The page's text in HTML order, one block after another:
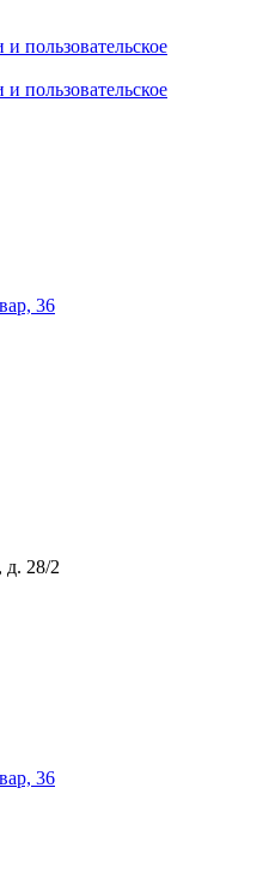
пользовательское
пользовательское
36
д. 28/2
36